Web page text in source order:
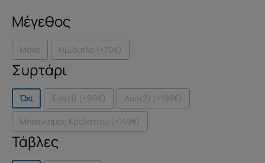
Μέγεθος
Μονό Ημίδιπλο (+70€)
Συρτάρι
Όχι Ένα(1) (+99€) Δύο(2) (+198€)
Μηχανισμός Κρεβατιού (+149€)
Τάβλες